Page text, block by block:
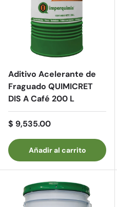
Aditivo Acelerante de
Fraguado QUIMICRET
DIS A Café 200 L
Precio normal
$ 9,535.00
Añadir al carrito